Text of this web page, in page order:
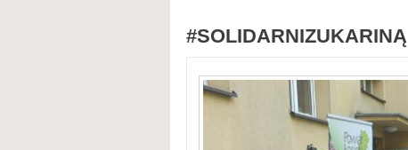
#SOLIDARNIZUKARINĄ